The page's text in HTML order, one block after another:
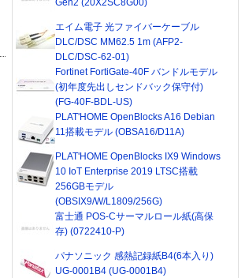
Gen2 (20X2SC8G00)
エイム電子 光ファイバーケーブル
DLC/DSC MM62.5 1m (AFP2-
DLC/DSC-62-01)
Fortinet FortiGate-40F バンドルモデル
(初年度先出しセンドバック保守付)
(FG-40F-BDL-US)
PLAT'HOME OpenBlocks A16 Debian
11搭載モデル (OBSA16/D11A)
PLAT'HOME OpenBlocks IX9 Windows
10 IoT Enterprise 2019 LTSC搭載
256GBモデル
(OBSIX9/W/L1809/256G)
富士通 POS-Cサーマルロール紙(高保
存) (0722410-P)
パナソニック 感熱記録紙B4(6本入り)
UG-0001B4 (UG-0001B4)